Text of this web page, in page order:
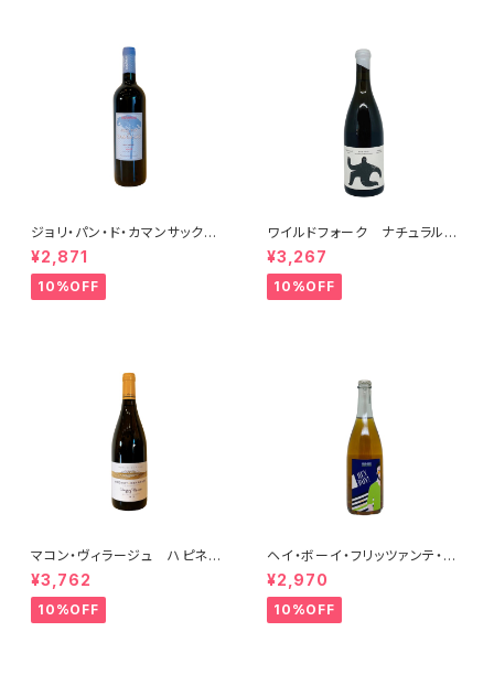
ジョリ・パン・ド・カマンサック 2
018
¥2,871
10%OFF
ワイルドフォーク ナチュラル
シャルドネ 2023
¥3,267
10%OFF
マコン・ヴィラージュ ハピネ
ス 2023 ブレノ・ベランジェ
¥3,762
10%OFF
ヘイ・ボーイ・フリッツァンテ・ビ
アンコ 2022 オールド・ボー
イ
¥2,970
10%OFF